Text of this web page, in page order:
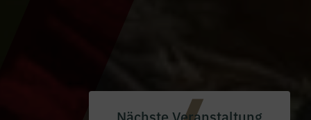
Nächste Veranstaltung